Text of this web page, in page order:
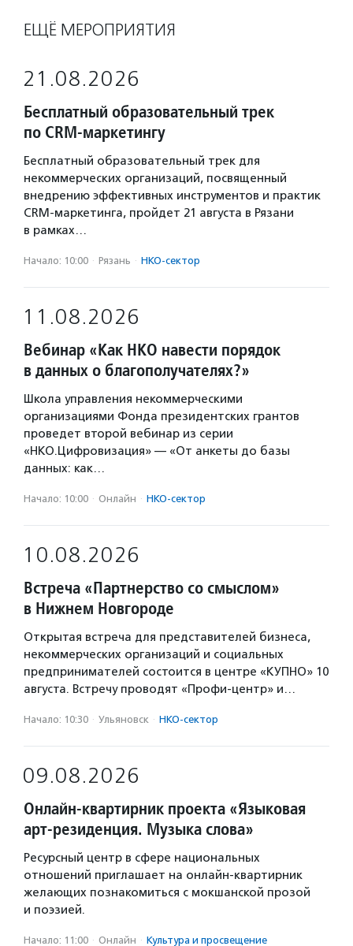
ЕЩЁ МЕРОПРИЯТИЯ
21.08.2026
Бесплатный образовательный трек
по CRM-маркетингу
Бесплатный образовательный трек для
некоммерческих организаций, посвященный
внедрению эффективных инструментов и практик
CRM-маркетинга, пройдет 21 августа в Рязани
в рамках…
Начало: 10:00 · Рязань · НКО-сектор
11.08.2026
Вебинар «Как НКО навести порядок
в данных о благополучателях?»
Школа управления некоммерческими
организациями Фонда президентских грантов
проведет второй вебинар из серии
«НКО.Цифровизация» — «От анкеты до базы
данных: как…
Начало: 10:00 · Онлайн · НКО-сектор
10.08.2026
Встреча «Партнерство со смыслом»
в Нижнем Новгороде
Открытая встреча для представителей бизнеса,
некоммерческих организаций и социальных
предпринимателей состоится в центре «КУПНО» 10
августа. Встречу проводят «Профи-центр» и…
Начало: 10:30 · Ульяновск · НКО-сектор
09.08.2026
Онлайн-квартирник проекта «Языковая
арт-резиденция. Музыка слова»
Ресурсный центр в сфере национальных
отношений приглашает на онлайн-квартирник
желающих познакомиться с мокшанской прозой
и поэзией.
Начало: 11:00 · Онлайн · Культура и просвещение